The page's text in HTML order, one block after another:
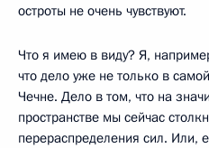
остроты не очень чувствуют.
Что я имею в виду? Я,
что дело уже не только в
Чечне. Дело в том, что на
пространстве мы сейчас
перераспределения сил. Или,